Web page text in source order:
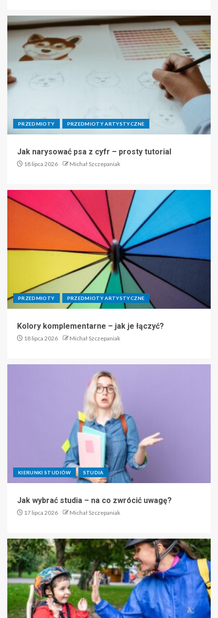
PRZEDMIOTY PRZEDMIOTY ARTYSTYCZNE
Jak narysować psa z cyfr – prosty tutorial
18 lipca 2026 Michał Szczepaniak
PRZEDMIOTY PRZEDMIOTY ARTYSTYCZNE
Kolory komplementarne – jak je łączyć?
18 lipca 2026 Michał Szczepaniak
KIERUNKI STUDIÓW STUDIA
Jak wybrać studia – na co zwrócić uwagę?
17 lipca 2026 Michał Szczepaniak